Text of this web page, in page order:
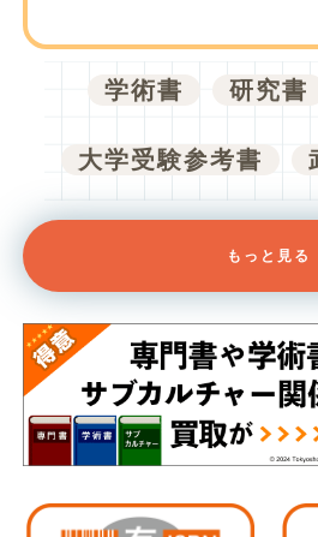
学術書 研究書
大学受験参考書
もっと見る